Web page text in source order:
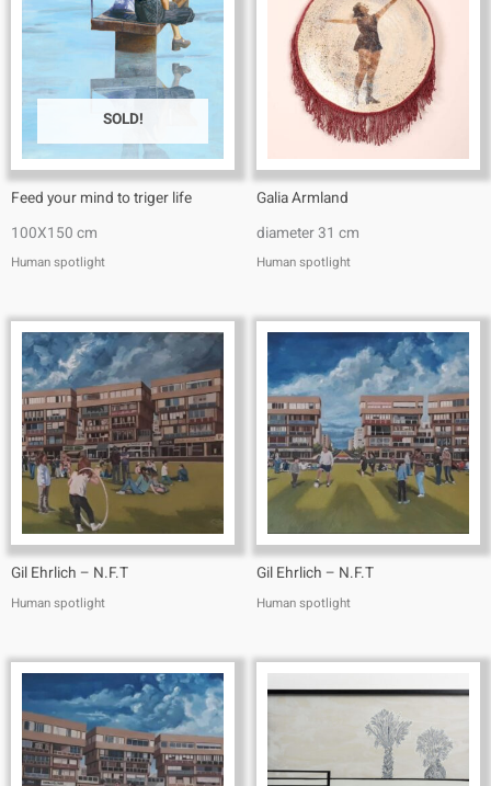
SOLD!
Feed your mind to triger life
100X150 cm
Human spotlight
Galia Armland
diameter 31 cm
Human spotlight
Gil Ehrlich – N.F.T
Human spotlight
Gil Ehrlich – N.F.T
Human spotlight